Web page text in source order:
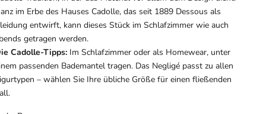
im Erbe des Hauses Cadolle, das seit 1889 Dessous als
entwirft, kann dieses Stück im Schlafzimmer wie auch
getragen werden.
Cadolle-Tipps: Im Schlafzimmer oder als Homewear, unter
passenden Bademantel tragen. Das Negligé passt zu allen
– wählen Sie Ihre übliche Größe für einen fließenden